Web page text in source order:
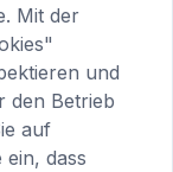
Mit der
und
den Betrieb
auf
dass